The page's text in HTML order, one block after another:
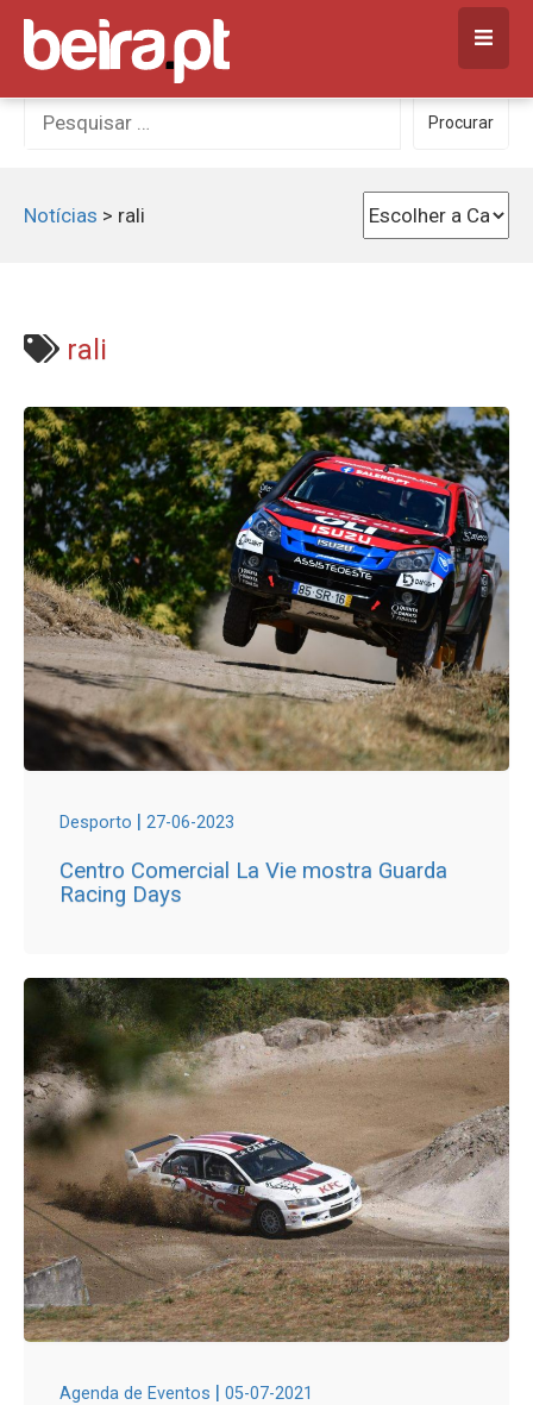
Skip
content
Procurar
por:
Procurar
Notícias > rali
rali
Desporto | 27-06-2023
Centro Comercial La Vie mostra Guarda
Racing Days
Agenda de Eventos | 05-07-2021